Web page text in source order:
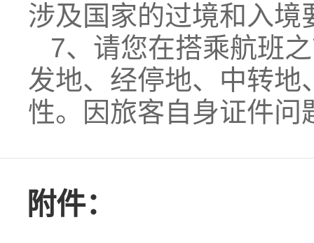
涉及国家的过境和入境
7、请您在搭乘航班
发地、经停地、中转
性。因旅客自身证件
附件：